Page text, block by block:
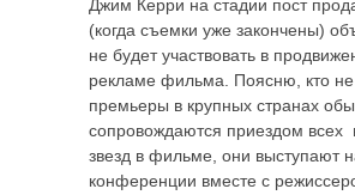
Джим Керри на стадии пост
(когда съемки уже закончены)
не будет участвовать в
рекламе фильма. Поясню, кто не
премьеры в крупных странах
сопровождаются приездом всех
звезд в фильме, они выступают
конференции вместе с